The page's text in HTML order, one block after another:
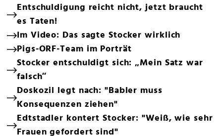
Entschuldigung reicht nicht, jetzt braucht
es Taten!
Im Video: Das sagte Stocker wirklich
Pigs-ORF-Team im Porträt
Stocker entschuldigt sich: „Mein Satz war
falsch“
Doskozil legt nach: "Babler muss
Konsequenzen ziehen"
Edtstadler kontert Stocker: "Weiß, wie sehr
Frauen gefordert sind"